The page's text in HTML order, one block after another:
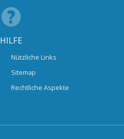
HILFE
Nützliche Links
Sitemap
Rechtliche Aspekte